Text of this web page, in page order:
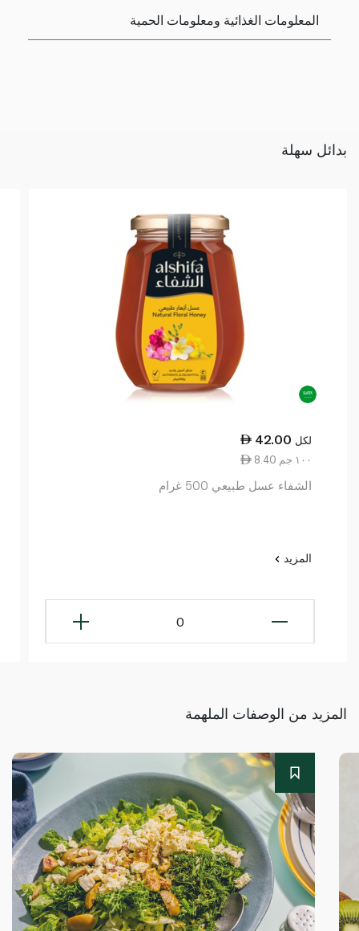
المعلومات الغذائية ومعلومات الحمية
بدائل سهلة
42.00 لكل
8.40 ١٠٠ جم
الشفاء عسل طبيعي 500 غرام
المزيد
0
المزيد من الوصفات الملهمة